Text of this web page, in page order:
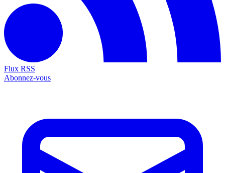
Flux RSS
Abonnez-vous